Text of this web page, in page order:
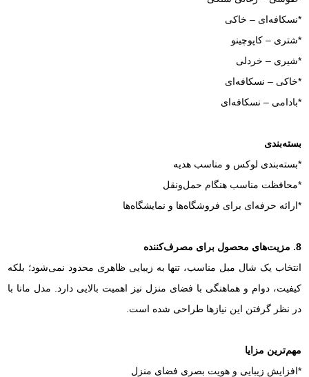
*نسکافه‌ای – خاکی
*شتری – کاپوچینو
*شیری – خردلی
*خاکی – نسکافه‌ای
*بادامی – نسکافه‌ای
بسته‌بندی
*بسته‌بندی لوکس و مناسب هدیه
*محافظت مناسب هنگام حمل‌ونقل
*ارائه حرفه‌ای برای فروشگاه‌ها و نمایشگاه‌ها
8. مزیت‌های محصول برای مصرف‌کننده
انتخاب یک شال مبل مناسب، تنها به زیبایی ظاهری محدود نمی‌شود؛ بلکه
کیفیت، دوام و هماهنگی با فضای منزل نیز اهمیت بالایی دارد. مدل مانا با
در نظر گرفتن این نیازها طراحی شده است.
مهم‌ترین مزایا
*افزایش زیبایی و هویت بصری فضای منزل